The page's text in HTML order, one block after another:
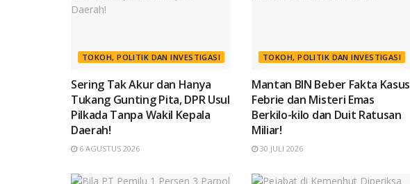
TOKOH, POLITIK DAN INVESTIGASI
Sering Tak Akur dan Hanya
Tukang Gunting Pita, DPR Usul
Pilkada Tanpa Wakil Kepala
Daerah!
6 AGUSTUS 2026
TOKOH, POLITIK DAN INVESTIGASI
Mantan BIN Beber Fakta Kasus
Febrie dan Misteri Emas
Berkilo-kilo dan Duit Ratusan
Miliar!
30 JULI 2026